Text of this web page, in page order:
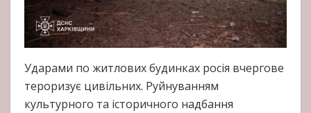
Ударами по житлових будинках росія вчергове
тероризує цивільних. Руйнуванням
культурного та історичного надбання